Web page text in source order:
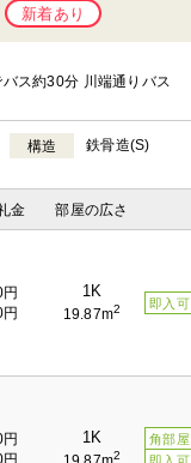
新着あり
ス約30分 川端通りバス
構造 鉄骨造(S)
金 部屋の広さ
円
円
1K
19.87m2 即入可
円
円
1K
2
角部屋